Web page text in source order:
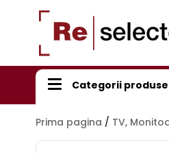
Categorii produse
Prima pagina / TV,